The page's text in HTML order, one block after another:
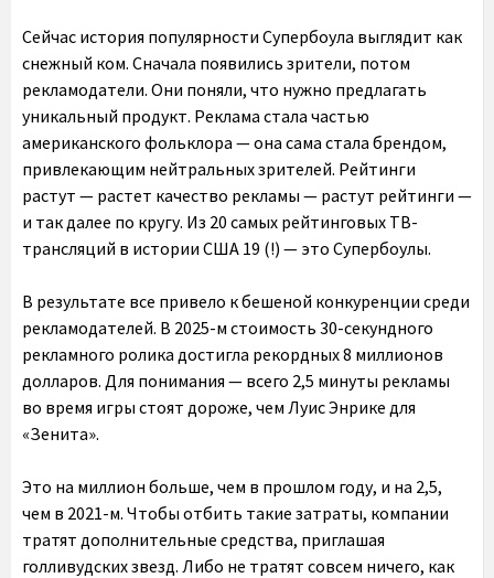
Сейчас история популярности Супербоула выглядит как
снежный ком. Сначала появились зрители, потом
рекламодатели. Они поняли, что нужно предлагать
уникальный продукт. Реклама стала частью
американского фольклора — она сама стала брендом,
привлекающим нейтральных зрителей. Рейтинги
растут — растет качество рекламы — растут рейтинги —
и так далее по кругу. Из 20 самых рейтинговых ТВ-
трансляций в истории США 19 (!) — это Супербоулы.
В результате все привело к бешеной конкуренции среди
рекламодателей. В 2025-м стоимость 30-секундного
рекламного ролика достигла рекордных 8 миллионов
долларов. Для понимания — всего 2,5 минуты рекламы
во время игры стоят дороже, чем Луис Энрике для
«Зенита».
Это на миллион больше, чем в прошлом году, и на 2,5,
чем в 2021-м. Чтобы отбить такие затраты, компании
тратят дополнительные средства, приглашая
голливудских звезд. Либо не тратят совсем ничего, как